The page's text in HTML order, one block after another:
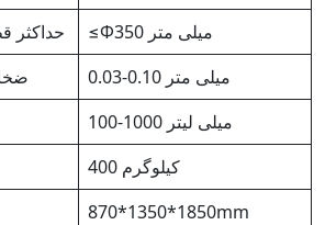
حداکثر
≤Φ350 میلی متر
0.03-0.10 میلی متر
100-1000 میلی لیتر
400 کیلوگرم
870*1350*1850mm